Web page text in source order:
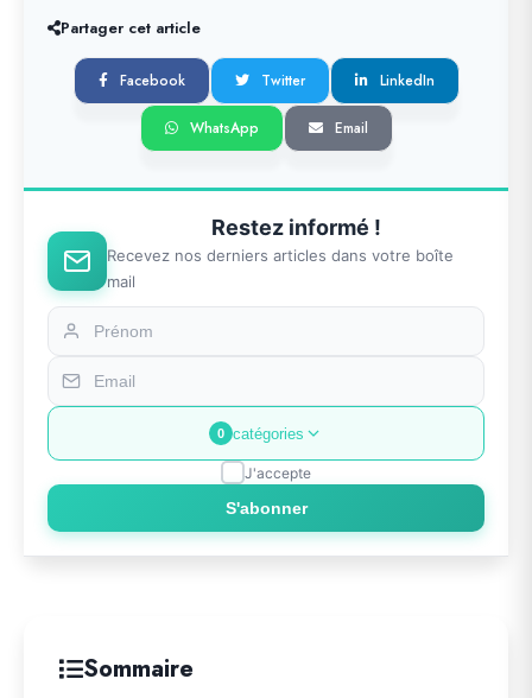
Partager cet article
Facebook Twitter LinkedIn
WhatsApp Email
Restez informé !
Recevez nos derniers articles dans votre boîte
mail
0 catégories
J'accepte
S'abonner
Sommaire